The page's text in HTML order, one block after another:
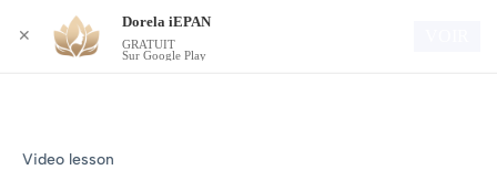
Video lesson
✕
Dorela iEPAN
GRATUIT
Sur Google Play